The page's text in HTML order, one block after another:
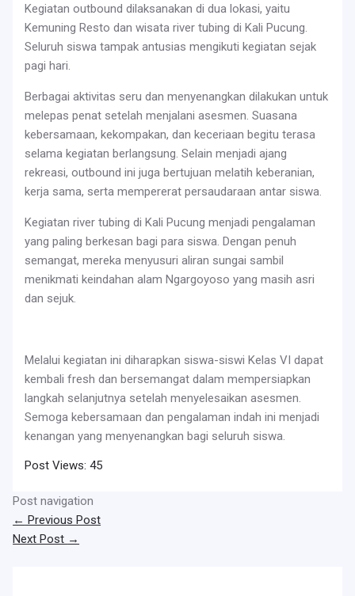
Kegiatan outbound dilaksanakan di dua lokasi, yaitu
Kemuning Resto dan wisata river tubing di Kali Pucung.
Seluruh siswa tampak antusias mengikuti kegiatan sejak
pagi hari.
Berbagai aktivitas seru dan menyenangkan dilakukan untuk
melepas penat setelah menjalani asesmen. Suasana
kebersamaan, kekompakan, dan keceriaan begitu terasa
selama kegiatan berlangsung. Selain menjadi ajang
rekreasi, outbound ini juga bertujuan melatih keberanian,
kerja sama, serta mempererat persaudaraan antar siswa.
Kegiatan river tubing di Kali Pucung menjadi pengalaman
yang paling berkesan bagi para siswa. Dengan penuh
semangat, mereka menyusuri aliran sungai sambil
menikmati keindahan alam Ngargoyoso yang masih asri
dan sejuk.
Melalui kegiatan ini diharapkan siswa-siswi Kelas VI dapat
kembali fresh dan bersemangat dalam mempersiapkan
langkah selanjutnya setelah menyelesaikan asesmen.
Semoga kebersamaan dan pengalaman indah ini menjadi
kenangan yang menyenangkan bagi seluruh siswa.
Post Views: 45
Post navigation
← Previous Post
Next Post →